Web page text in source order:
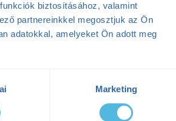
biztosításához, valamint
partnereinkkel megosztjuk az Ön
adatokkal, amelyeket Ön adott meg
Marketing
Címkék
edzéselmélet